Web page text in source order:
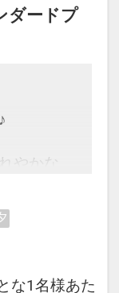
ダードプ
やかな
こだわっ
な1名様あた